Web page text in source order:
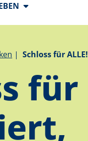
Schloss für ALLE!
für